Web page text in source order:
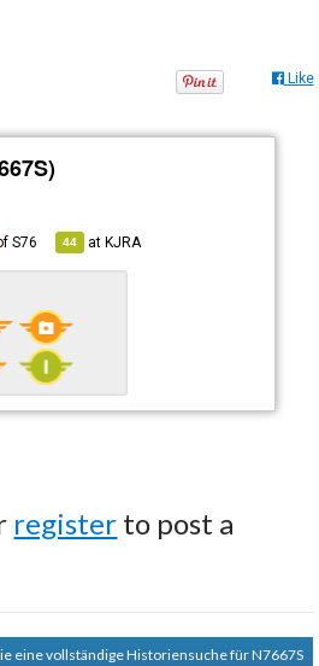
Like
S76 44 atKJRA
register to post a
eine vollständige Historiensuche für N7667S